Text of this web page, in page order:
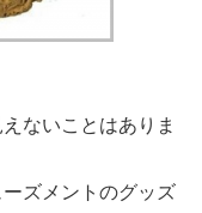
ないことはありま
ズメントのグッズ